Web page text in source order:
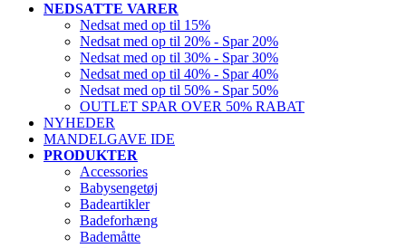
NEDSATTE VARER
Nedsat med op til 15%
Nedsat med op til 20% - Spar 20%
Nedsat med op til 30% - Spar 30%
Nedsat med op til 40% - Spar 40%
Nedsat med op til 50% - Spar 50%
OUTLET SPAR OVER 50% RABAT
NYHEDER
MANDELGAVE IDE
PRODUKTER
Accessories
Babysengetøj
Badeartikler
Badeforhæng
Bademåtte